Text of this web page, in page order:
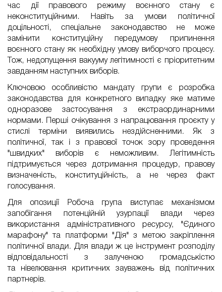
час дії правового режиму воєнного стану є
неконституційними. Навіть за умови політичної
доцільності, спеціальне законодавство не може
замінити конституційну передумову припинення
воєнного стану як необхідну умову виборчого процесу.
Тож, недопущення вакууму легітимності є пріоритетним
завданням наступних виборів.
Ключовою особливістю мандату групи є розробка
законодавства для конкретного випадку
яке
матиме
одноразове застосування з екстраординарними
нормами. Перші очікування з напрацювання проєкту у
стислі терміни виявились нездійсненними. Як з
політичної, так і з правової точок зору проведення
"швидких" виборів є неможливим. Легітимність
підтримується через дотримання процедур, правову
визначеність, конституційність, а не через факт
голосування.
Для опозиції Робоча група виступає механізмом
запобігання потенційній узурпації влади через
використання адміністративного ресурсу, "Єдиного
марафону" та платформи "Дія" з метою закріплення
політичної влади. Для влади ж це інструмент розподілу
відповідальності з залученою громадськістю
та
нівелювання
критичних зауважень від політичних
партнерів.